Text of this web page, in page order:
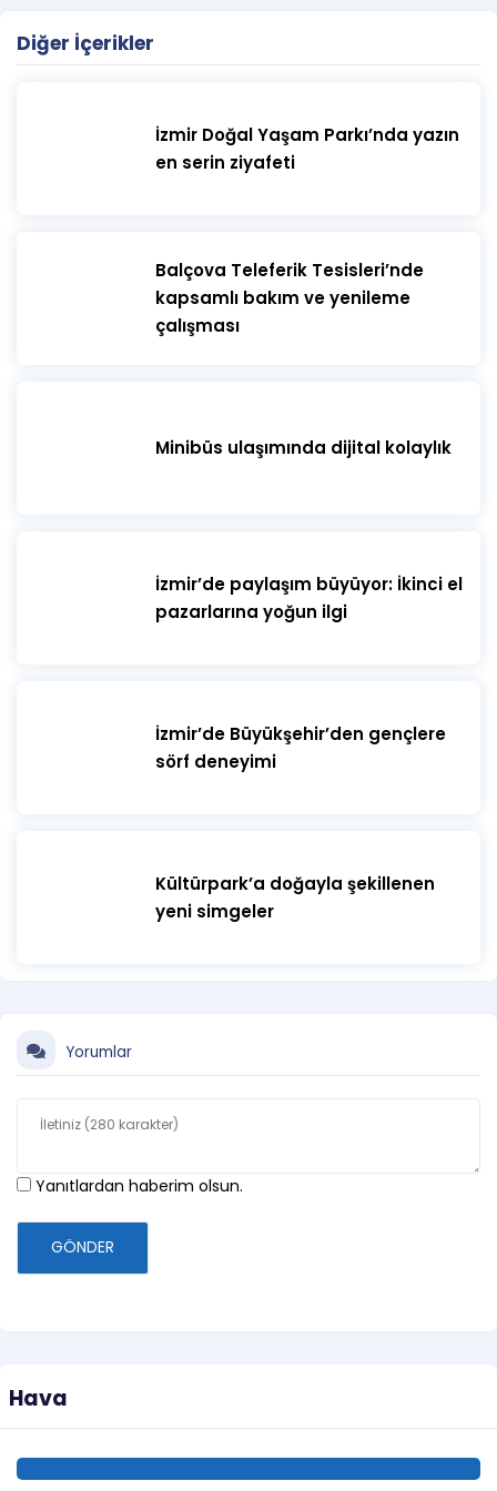
Diğer İçerikler
İzmir Doğal Yaşam Parkı’nda yazın
en serin ziyafeti
​Balçova Teleferik Tesisleri’nde
kapsamlı bakım ve yenileme
çalışması
Minibüs ulaşımında dijital kolaylık
İzmir’de paylaşım büyüyor: İkinci el
pazarlarına yoğun ilgi
İzmir’de Büyükşehir’den gençlere
sörf deneyimi
Kültürpark’a doğayla şekillenen
yeni simgeler
Yorumlar
Yanıtlardan haberim olsun.
GÖNDER
Hava